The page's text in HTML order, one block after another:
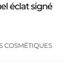
éclat signé
COSMÉTIQUES